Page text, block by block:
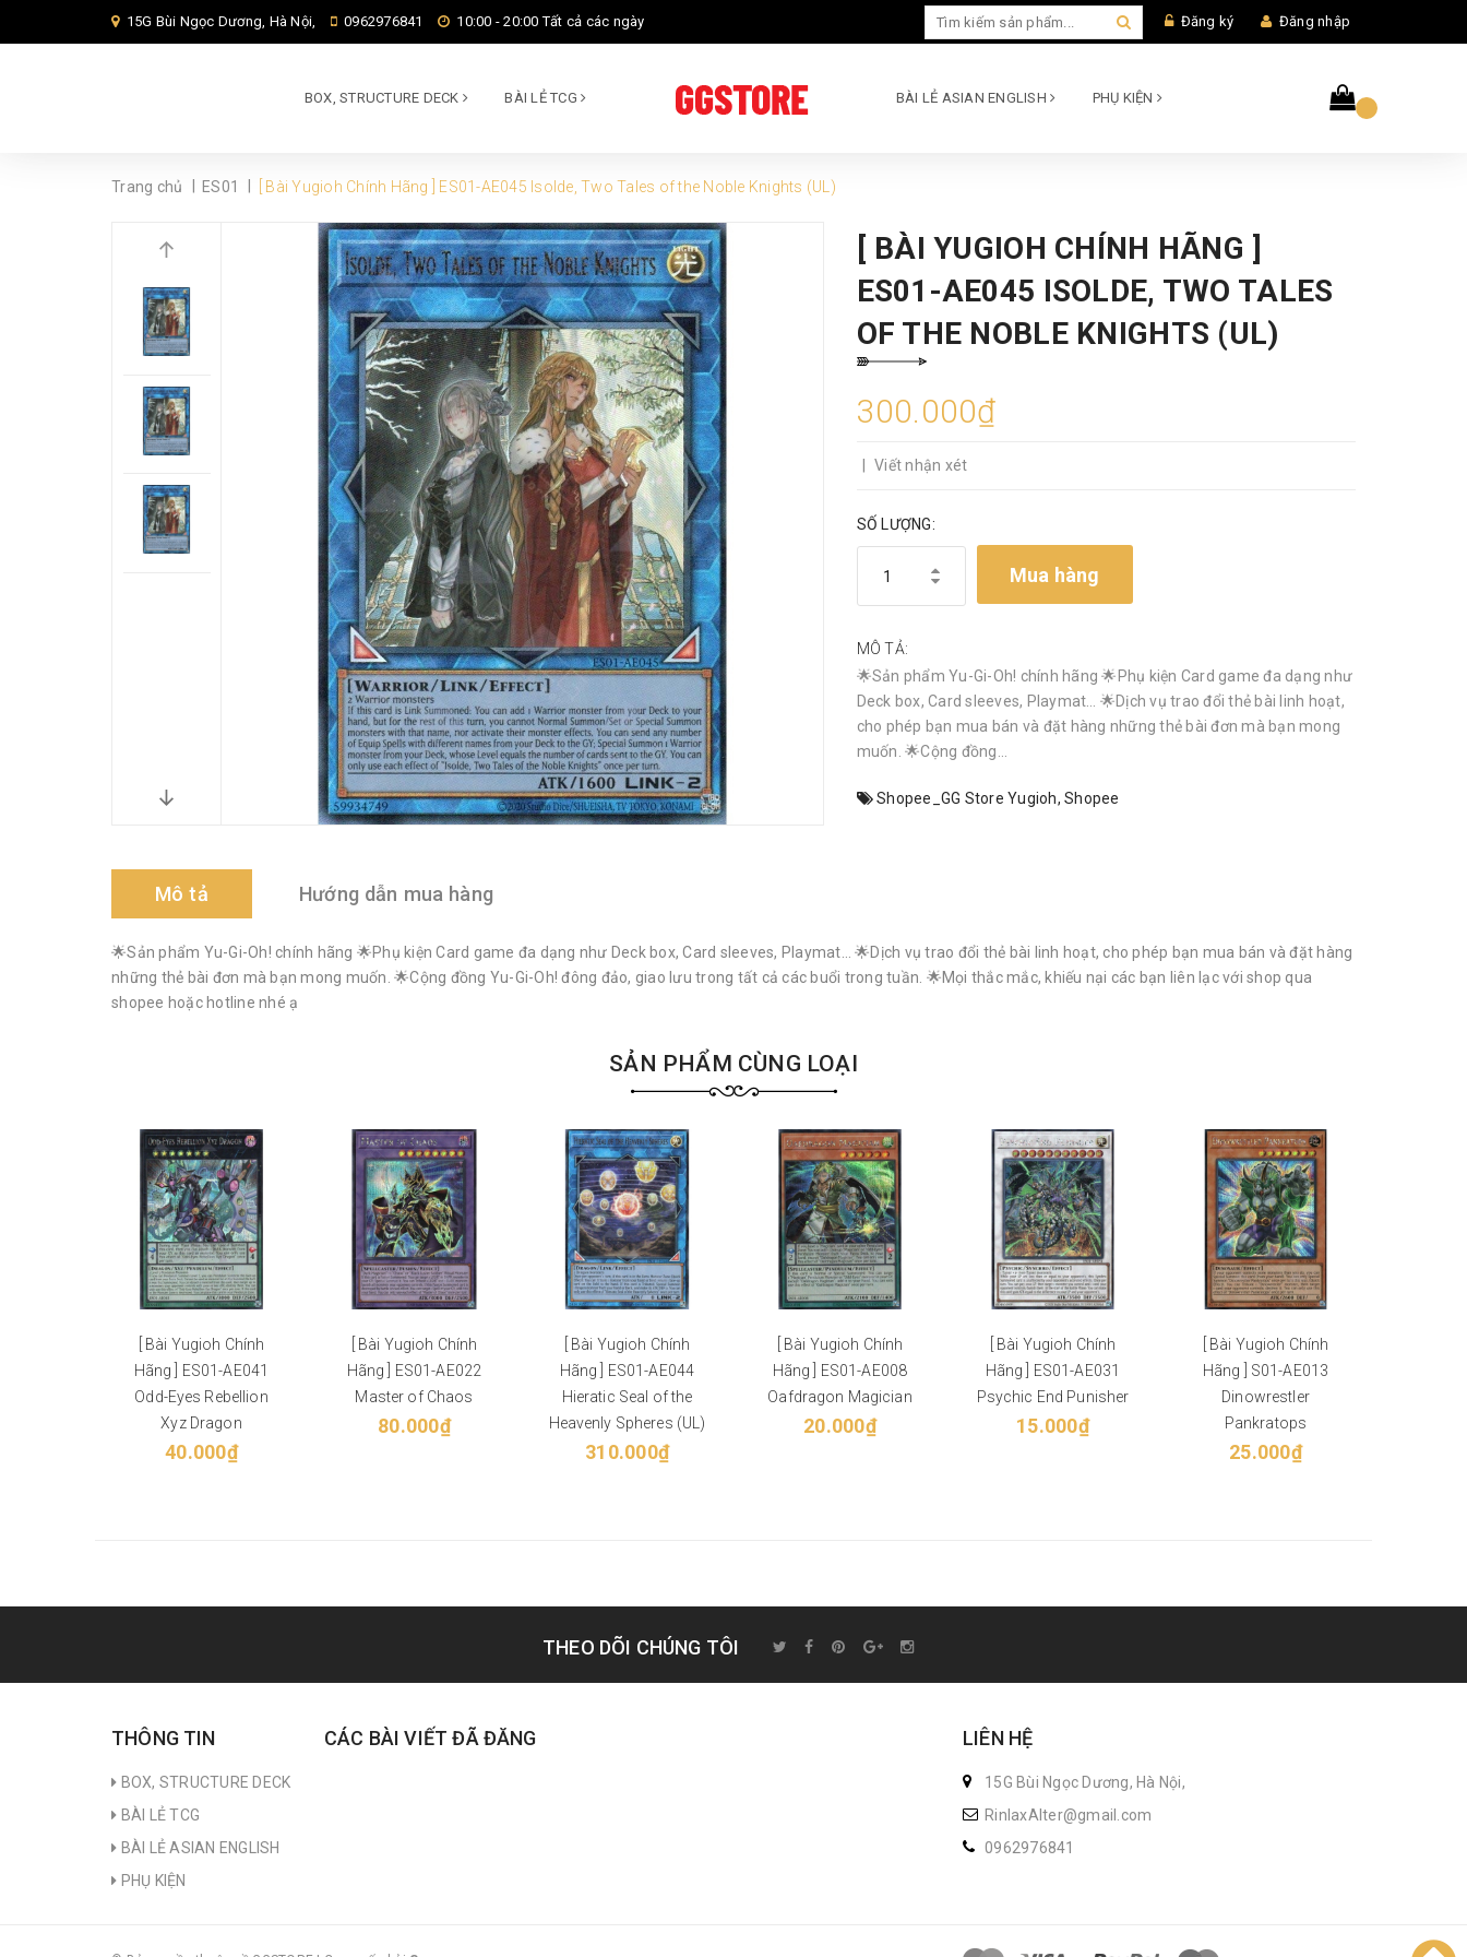
15G Bùi Ngọc Dương, Hà Nội, 0962976841 10:00 - 20:00 Tất cả các ngày Đăng ký Đăng nhập
BOX, STRUCTURE DECK BÀI LẺ TCG BÀI LẺ ASIAN ENGLISH PHỤ KIỆN
Trang chủ ES01 [ Bài Yugioh Chính Hãng ] ES01-AE045 Isolde, Two Tales of the Noble Knights (UL)
[ BÀI YUGIOH CHÍNH HÃNG ]
ES01-AE045 ISOLDE, TWO TALES
OF THE NOBLE KNIGHTS (UL)
300.000₫
Viết nhận xét
SỐ LƯỢNG:
Mua hàng
MÔ TẢ:
🌟Sản phẩm Yu-Gi-Oh! chính hãng 🌟Phụ kiện Card game đa dạng như
Deck box, Card sleeves, Playmat… 🌟Dịch vụ trao đổi thẻ bài linh hoạt,
cho phép bạn mua bán và đặt hàng những thẻ bài đơn mà bạn mong
muốn. 🌟Cộng đồng...
Shopee_GG Store Yugioh, Shopee
Mô tả Hướng dẫn mua hàng
🌟Sản phẩm Yu-Gi-Oh! chính hãng 🌟Phụ kiện Card game đa dạng như Deck box, Card sleeves, Playmat… 🌟Dịch vụ trao đổi thẻ bài linh hoạt, cho phép bạn mua bán và đặt hàng
những thẻ bài đơn mà bạn mong muốn. 🌟Cộng đồng Yu-Gi-Oh! đông đảo, giao lưu trong tất cả các buổi trong tuần. 🌟Mọi thắc mắc, khiếu nại các bạn liên lạc với shop qua
shopee hoặc hotline nhé ạ
SẢN PHẨM CÙNG LOẠI
[ Bài Yugioh Chính
Hãng ] ES01-AE041
Odd-Eyes Rebellion
Xyz Dragon
40.000₫
[ Bài Yugioh Chính
Hãng ] ES01-AE022
Master of Chaos
80.000₫
[ Bài Yugioh Chính
Hãng ] ES01-AE044
Hieratic Seal of the
Heavenly Spheres (UL)
310.000₫
[ Bài Yugioh Chính
Hãng ] ES01-AE008
Oafdragon Magician
20.000₫
[ Bài Yugioh Chính
Hãng ] ES01-AE031
Psychic End Punisher
15.000₫
[ Bài Yugioh Chính
Hãng ] S01-AE013
Dinowrestler
Pankratops
25.000₫
THEO DÕI CHÚNG TÔI
THÔNG TIN
BOX, STRUCTURE DECK
BÀI LẺ TCG
BÀI LẺ ASIAN ENGLISH
PHỤ KIỆN
CÁC BÀI VIẾT ĐÃ ĐĂNG LIÊN HỆ
15G Bùi Ngọc Dương, Hà Nội,
RinlaxAlter@gmail.com
0962976841